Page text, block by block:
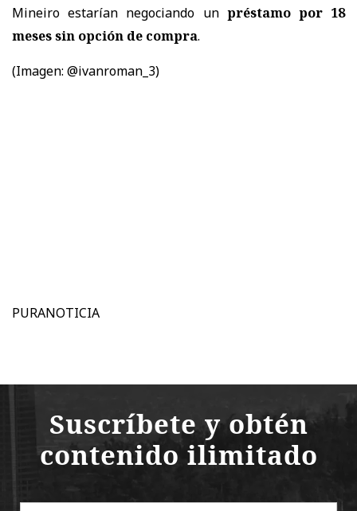
Mineiro estarían negociando un préstamo por 18
meses sin opción de compra.
(Imagen: @ivanroman_3)
PURANOTICIA